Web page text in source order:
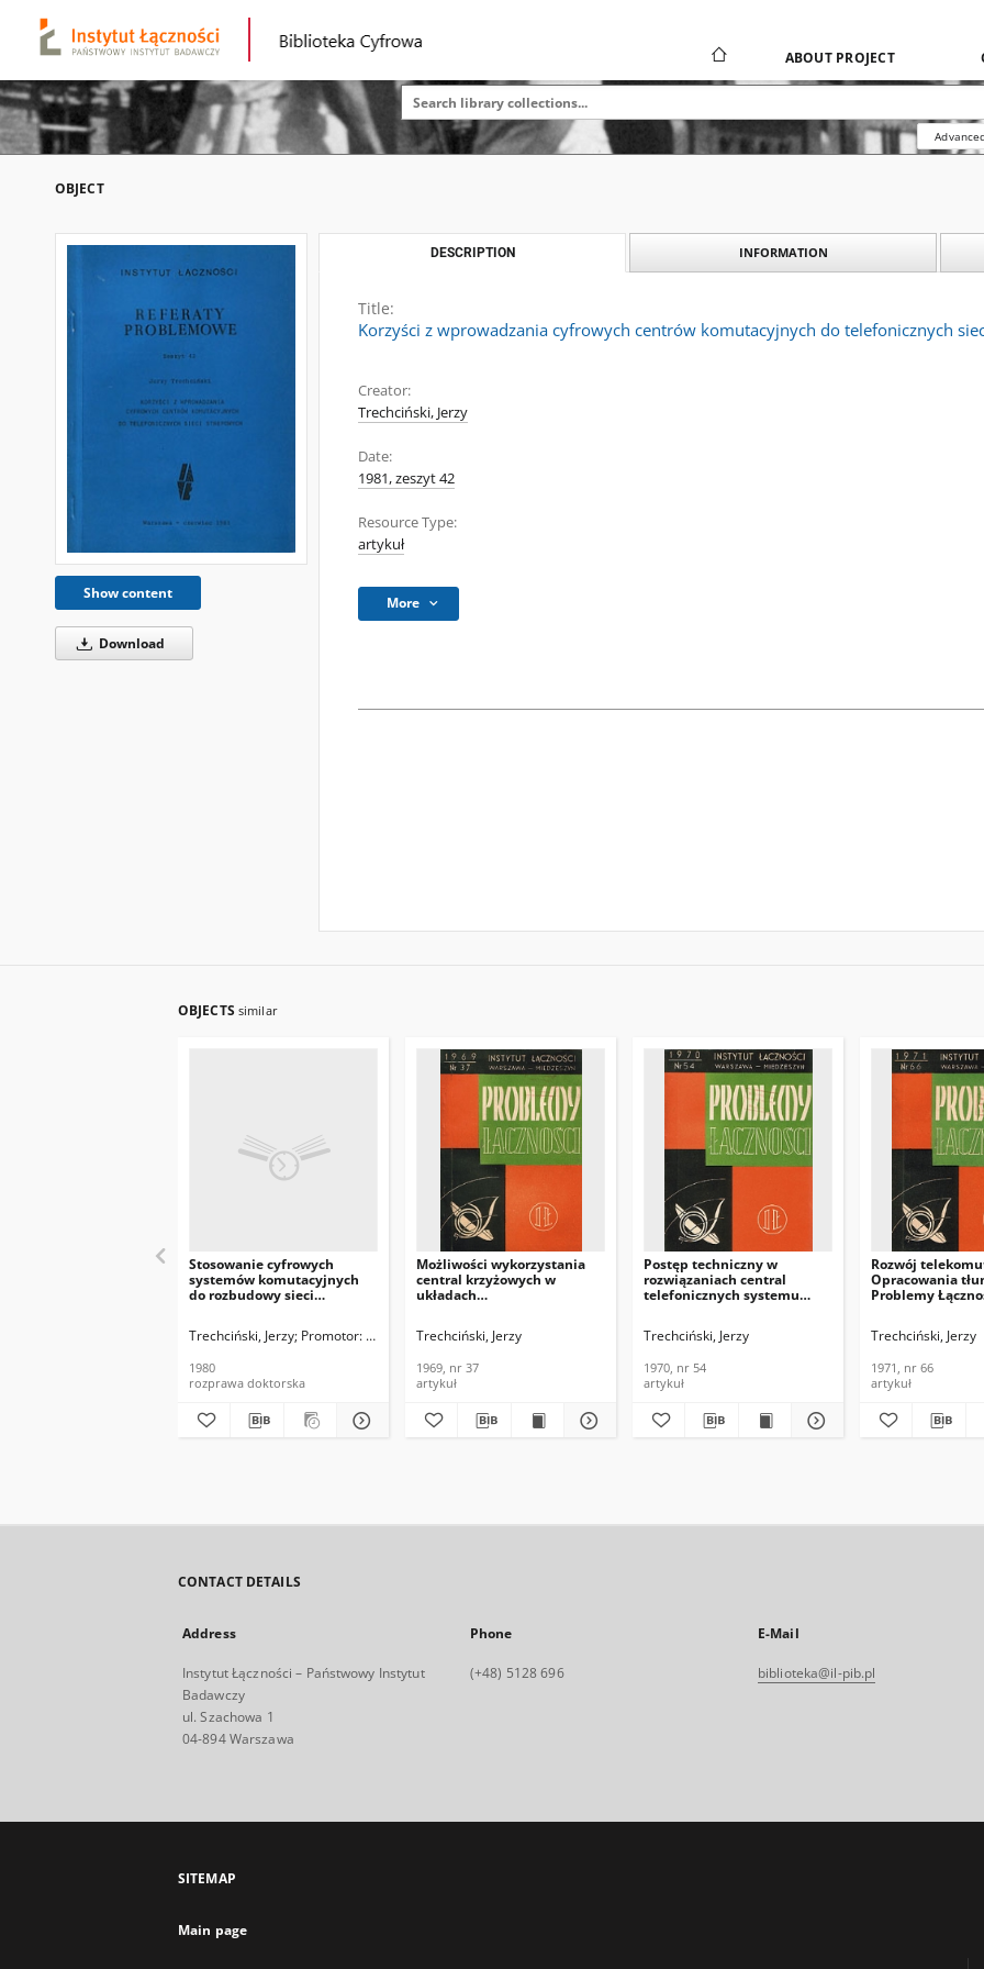
ABOUT PROJECT
OBJECT
Show content
Download
DESCRIPTION INFORMATION
Title:
Korzyści z wprowadzania cyfrowych centrów komutacyjnych do telefonicznych
Creator:
Trechciński, Jerzy
Date:
1981, zeszyt 42
Resource Type:
artykuł
More
OBJECTS similar
Stosowanie cyfrowych
systemów komutacyjnych
do rozbudowy sieci
Trechciński, Jerzy Promotor: prof. mgr inż. Henryk Śmigielski
1980
rozprawa doktorska
Możliwości wykorzystania
central krzyżowych w
układach
37
Trechciński, Jerzy
1969, nr 37
artykuł
Postęp techniczny w
rozwiązaniach central
telefonicznych systemu
Trechciński, Jerzy
1970, nr 54
artykuł
Rozwój
Opracowania
Problemy
Trechciński, Jerzy
1971, nr 66
artykuł
CONTACT DETAILS
Address
Instytut Łączności – Państwowy Instytut
Badawczy
ul. Szachowa 1
04-894 Warszawa
Phone
(+48) 5128 696
E-Mail
biblioteka@il-pib.pl
SITEMAP
Main page